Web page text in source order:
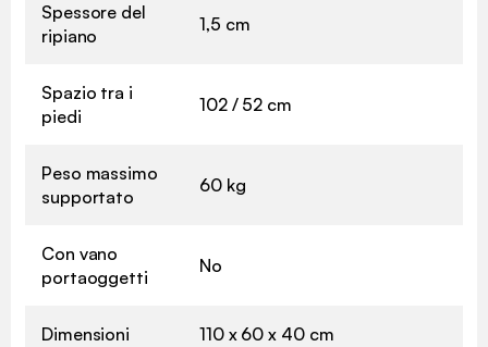
Spessore del
ripiano
1,5 cm
Spazio tra i
piedi
102 / 52 cm
Peso massimo
supportato
60 kg
Con vano
portaoggetti
No
Dimensioni 110 x 60 x 40 cm